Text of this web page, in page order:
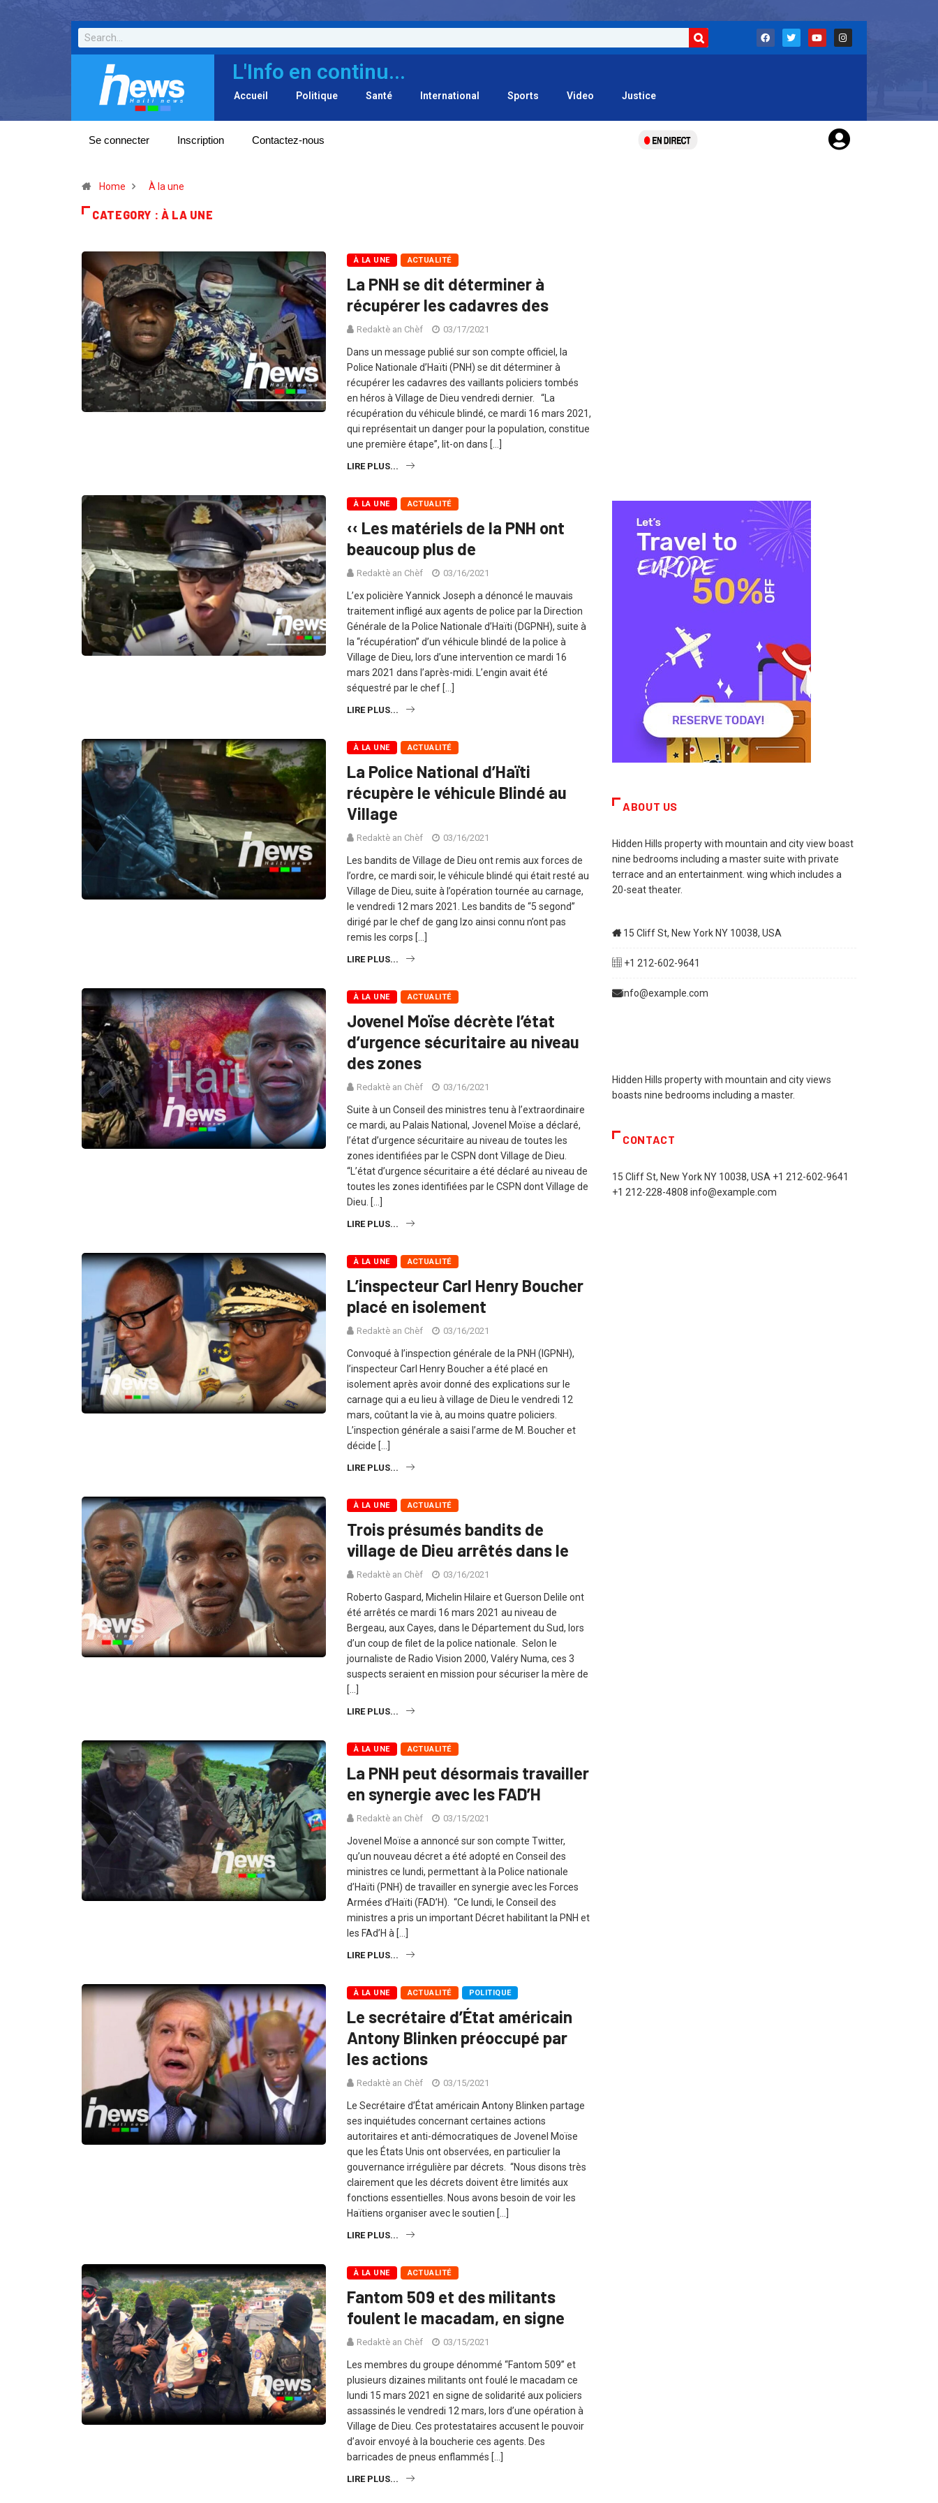
L'Info en continu...
Accueil Politique Santé International Sports Video Justice
Se connecter Inscription Contactez-nous
Home À la une
CATEGORY : À LA UNE
À LA UNE ACTUALITÉ
La PNH se dit déterminer à
récupérer les cadavres des
Redaktè an Chèf 03/17/2021
Dans un message publié sur son compte officiel, la
Police Nationale d’Haïti (PNH) se dit déterminer à
récupérer les cadavres des vaillants policiers tombés
en héros à Village de Dieu vendredi dernier. “La
récupération du véhicule blindé, ce mardi 16 mars 2021,
qui représentait un danger pour la population, constitue
une première étape”, lit-on dans […]
LIRE PLUS...
À LA UNE ACTUALITÉ
‹‹ Les matériels de la PNH ont
beaucoup plus de
Redaktè an Chèf 03/16/2021
L’ex policière Yannick Joseph a dénoncé le mauvais
traitement infligé aux agents de police par la Direction
Générale de la Police Nationale d’Haïti (DGPNH), suite à
la “récupération” d’un véhicule blindé de la police à
Village de Dieu, lors d’une intervention ce mardi 16
mars 2021 dans l’après-midi. L’engin avait été
séquestré par le chef […]
LIRE PLUS...
À LA UNE ACTUALITÉ
La Police National d’Haïti
récupère le véhicule Blindé au
Village
Redaktè an Chèf 03/16/2021
Les bandits de Village de Dieu ont remis aux forces de
l’ordre, ce mardi soir, le véhicule blindé qui était resté au
Village de Dieu, suite à l’opération tournée au carnage,
le vendredi 12 mars 2021. Les bandits de “5 segond”
dirigé par le chef de gang Izo ainsi connu n’ont pas
remis les corps […]
LIRE PLUS...
À LA UNE ACTUALITÉ
Jovenel Moïse décrète l’état
d’urgence sécuritaire au niveau
des zones
Redaktè an Chèf 03/16/2021
Suite à un Conseil des ministres tenu à l’extraordinaire
ce mardi, au Palais National, Jovenel Moïse a déclaré,
l’état d’urgence sécuritaire au niveau de toutes les
zones identifiées par le CSPN dont Village de Dieu.
“L’état d’urgence sécuritaire a été déclaré au niveau de
toutes les zones identifiées par le CSPN dont Village de
Dieu. […]
LIRE PLUS...
À LA UNE ACTUALITÉ
L’inspecteur Carl Henry Boucher
placé en isolement
Redaktè an Chèf 03/16/2021
Convoqué à l’inspection générale de la PNH (IGPNH),
l’inspecteur Carl Henry Boucher a été placé en
isolement après avoir donné des explications sur le
carnage qui a eu lieu à village de Dieu le vendredi 12
mars, coûtant la vie à, au moins quatre policiers.
L’inspection générale a saisi l’arme de M. Boucher et
décide […]
LIRE PLUS...
À LA UNE ACTUALITÉ
Trois présumés bandits de
village de Dieu arrêtés dans le
Redaktè an Chèf 03/16/2021
Roberto Gaspard, Michelin Hilaire et Guerson Delile ont
été arrêtés ce mardi 16 mars 2021 au niveau de
Bergeau, aux Cayes, dans le Département du Sud, lors
d’un coup de filet de la police nationale. Selon le
journaliste de Radio Vision 2000, Valéry Numa, ces 3
suspects seraient en mission pour sécuriser la mère de
[…]
LIRE PLUS...
À LA UNE ACTUALITÉ
La PNH peut désormais travailler
en synergie avec les FAD’H
Redaktè an Chèf 03/15/2021
Jovenel Moïse a annoncé sur son compte Twitter,
qu’un nouveau décret a été adopté en Conseil des
ministres ce lundi, permettant à la Police nationale
d’Haïti (PNH) de travailler en synergie avec les Forces
Armées d’Haïti (FAD’H). “Ce lundi, le Conseil des
ministres a pris un important Décret habilitant la PNH et
les FAd’H à […]
LIRE PLUS...
À LA UNE ACTUALITÉ POLITIQUE
Le secrétaire d’État américain
Antony Blinken préoccupé par
les actions
Redaktè an Chèf 03/15/2021
Le Secrétaire d’État américain Antony Blinken partage
ses inquiétudes concernant certaines actions
autoritaires et anti-démocratiques de Jovenel Moïse
que les États Unis ont observées, en particulier la
gouvernance irrégulière par décrets. “Nous disons très
clairement que les décrets doivent être limités aux
fonctions essentielles. Nous avons besoin de voir les
Haïtiens organiser avec le soutien […]
LIRE PLUS...
À LA UNE ACTUALITÉ
Fantom 509 et des militants
foulent le macadam, en signe
Redaktè an Chèf 03/15/2021
Les membres du groupe dénommé “Fantom 509” et
plusieurs dizaines militants ont foulé le macadam ce
lundi 15 mars 2021 en signe de solidarité aux policiers
assassinés le vendredi 12 mars, lors d’une opération à
Village de Dieu. Ces protestataires accusent le pouvoir
d’avoir envoyé à la boucherie ces agents. Des
barricades de pneus enflammés […]
LIRE PLUS...
ABOUT US
Hidden Hills property with mountain and city view boast
nine bedrooms including a master suite with private
terrace and an entertainment. wing which includes a
20-seat theater.
15 Cliff St, New York NY 10038, USA
+1 212-602-9641
info@example.com
Hidden Hills property with mountain and city views
boasts nine bedrooms including a master.
CONTACT
15 Cliff St, New York NY 10038, USA +1 212-602-9641
+1 212-228-4808 info@example.com